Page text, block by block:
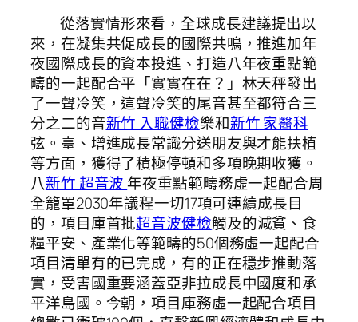
從落實情形來看，全球成長建議提出以
來，在凝集共促成長的國際共鳴，推進加年
夜國際成長的資本投進、打造八年夜重點範
疇的一起配合平「實實在在？」林天秤發出
了一聲冷笑，這聲冷笑的尾音甚至都符合三
分之二的音新竹 入職健檢樂和新竹 家醫科
弦。臺、增進成長常識分送朋友與才能扶植
等方面，獲得了積極停頓和多項晚期收獲。
八新竹 超音波年夜重點範疇務虛一起配合周
全籠罩2030年議程一切17項可連續成長目
的，項目庫首批超音波健檢觸及的減貧、食
糧平安、產業化等範疇的50個務虛一起配合
項目清單有的已完成，有的正在穩步推動落
實，受害國重要涵蓋亞非拉成長中國度和承
平洋島國。今朝，項目庫務虛一起配合項目